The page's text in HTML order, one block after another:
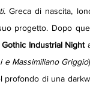
Greca di nascita,
progetto. Dopo
Gothic Industrial Night
e Massimiliano Griggio
di una